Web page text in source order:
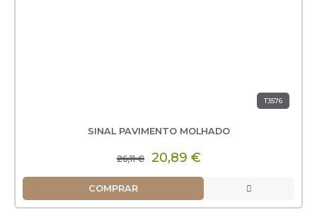
T3576
SINAL PAVIMENTO MOLHADO
26,11 € 20,89 €
COMPRAR